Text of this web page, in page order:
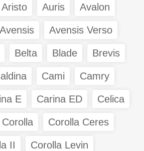
Aristo Auris Avalon
Avensis Avensis Verso
Belta Blade Brevis
Cami Camry
E Carina ED Celica
Corolla Corolla Ceres
II Corolla Levin